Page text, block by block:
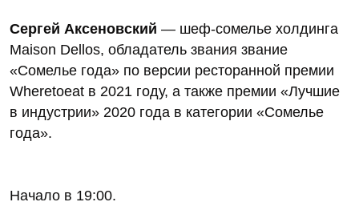
Сергей Аксеновский — шеф-сомелье холдинга
Maison Dellos, обладатель звания звание
«Сомелье года» по версии ресторанной премии
Wheretoeat в 2021 году, а также премии «Лучшие
в индустрии» 2020 года в категории «Сомелье
года».
Начало в 19:00.